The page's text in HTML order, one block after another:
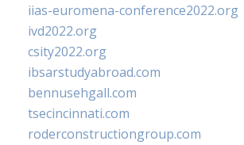
iias-euromena-conference2022.org
ivd2022.org
csity2022.org
ibsarstudyabroad.com
bennusehgall.com
tsecincinnati.com
roderconstructiongroup.com